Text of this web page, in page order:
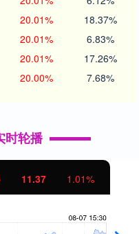
20.01% 18.37%
20.01% 6.83%
20.01% 17.26%
20.00% 7.68%
时轮播
11.37 1.01%